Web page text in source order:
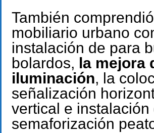
También comprendió
mobiliario urbano
instalación de para
bolardos, la mejora
iluminación, la
señalización
vertical e instalación
semaforización